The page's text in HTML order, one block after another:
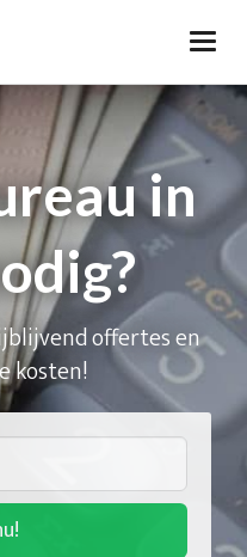
in
offertes en
kosten!